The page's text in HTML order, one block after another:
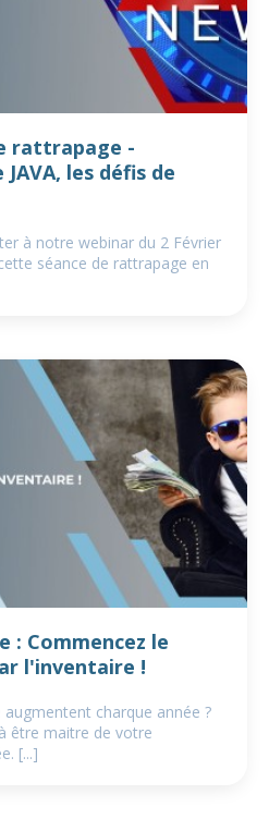
rattrapage -
les défis de
à notre webinar du 2 Février
séance de rattrapage en
: Commencez le
l'inventaire !
charque année ?
être maitre de votre
[...]